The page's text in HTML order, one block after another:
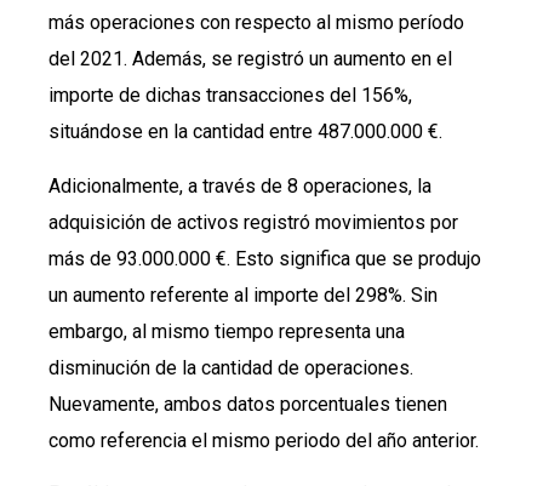
más operaciones con respecto al mismo período
del 2021. Además, se registró un aumento en el
importe de dichas transacciones del 156%,
situándose en la cantidad entre 487.000.000 €.
Adicionalmente, a través de 8 operaciones, la
adquisición de activos registró movimientos por
más de 93.000.000 €. Esto significa que se produjo
un aumento referente al importe del 298%. Sin
embargo, al mismo tiempo representa una
disminución de la cantidad de operaciones.
Nuevamente, ambos datos porcentuales tienen
como referencia el mismo periodo del año anterior.